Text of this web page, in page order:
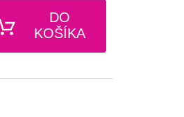
DO
KOŠÍKA